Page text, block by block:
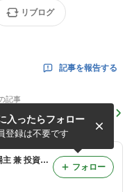
リブログ
記事を報告する
記事
2018年12 月号 古典
門 19008
年間365冊×今年22年目 武道場主 兼 投資会社・コンサル会社 オーナー社長 兼 グロービス経営大学院准教授による読書日記
入ったらフォロー
登録は不要です
フォロー